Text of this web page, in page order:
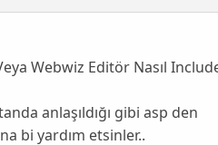
Webwiz Editör Nasıl
anlaşıldığı gibi asp den
bi yardım etsinler..